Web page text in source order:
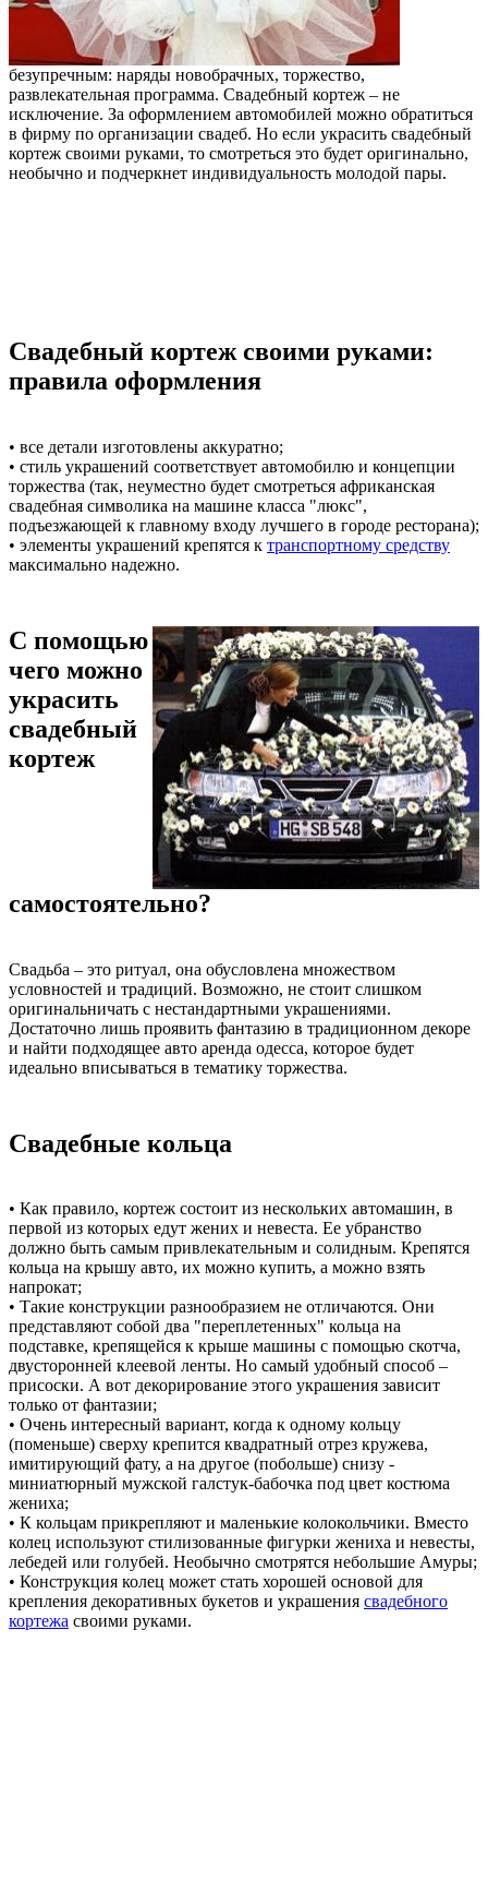
безупречным: наряды новобрачных, торжество,
развлекательная программа. Свадебный кортеж – не
исключение. За оформлением автомобилей можно обратиться
в фирму по организации свадеб. Но если украсить свадебный
кортеж своими руками, то смотреться это будет оригинально,
необычно и подчеркнет индивидуальность молодой пары.
Свадебный кортеж своими руками:
правила оформления
• все детали изготовлены аккуратно;
• стиль украшений соответствует автомобилю и концепции
торжества (так, неуместно будет смотреться африканская
свадебная символика на машине класса "люкс",
подъезжающей к главному входу лучшего в городе ресторана);
• элементы украшений крепятся к транспортному средству
максимально надежно.
С помощью
чего можно
украсить
свадебный
кортеж
самостоятельно?
Свадьба – это ритуал, она обусловлена множеством
условностей и традиций. Возможно, не стоит слишком
оригинальничать с нестандартными украшениями.
Достаточно лишь проявить фантазию в традиционном декоре
и найти подходящее авто аренда одесса, которое будет
идеально вписываться в тематику торжества.
Свадебные кольца
• Как правило, кортеж состоит из нескольких автомашин, в
первой из которых едут жених и невеста. Ее убранство
должно быть самым привлекательным и солидным. Крепятся
кольца на крышу авто, их можно купить, а можно взять
напрокат;
• Такие конструкции разнообразием не отличаются. Они
представляют собой два "переплетенных" кольца на
подставке, крепящейся к крыше машины с помощью скотча,
двусторонней клеевой ленты. Но самый удобный способ –
присоски. А вот декорирование этого украшения зависит
только от фантазии;
• Очень интересный вариант, когда к одному кольцу
(поменьше) сверху крепится квадратный отрез кружева,
имитирующий фату, а на другое (побольше) снизу -
миниатюрный мужской галстук-бабочка под цвет костюма
жениха;
• К кольцам прикрепляют и маленькие колокольчики. Вместо
колец используют стилизованные фигурки жениха и невесты,
лебедей или голубей. Необычно смотрятся небольшие Амуры;
• Конструкция колец может стать хорошей основой для
крепления декоративных букетов и украшения свадебного
кортежа своими руками.